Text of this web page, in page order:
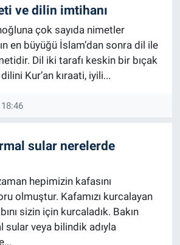
ve dilin imtihanı
çok sayıda nimetler
en büyüğü İslam’dan sonra dil ile
Dil iki tarafı keskin bir bıçak
Kur’an kıraati, iyili...
sular nerelerde
hepimizin kafasını
olmuştur. Kafamızı kurcalayan
sizin için kurcaladık. Bakın
sular veya bilindik adıyla